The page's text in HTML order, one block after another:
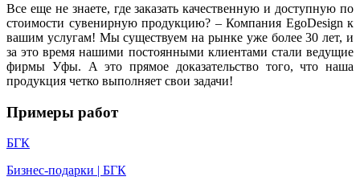
Все еще не знаете, где заказать качественную и доступную по
стоимости сувенирную продукцию? – Компания EgoDesign к
вашим услугам! Мы существуем на рынке уже более 30 лет, и
за это время нашими постоянными клиентами стали ведущие
фирмы Уфы. А это прямое доказательство того, что наша
продукция четко выполняет свои задачи!
Примеры работ
БГК
Бизнес-подарки | БГК